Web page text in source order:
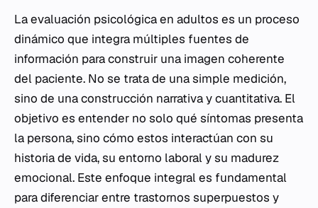
La evaluación psicológica en adultos es un proceso
dinámico que integra múltiples fuentes de
información para construir una imagen coherente
del paciente. No se trata de una simple medición,
sino de una construcción narrativa y cuantitativa. El
objetivo es entender no solo qué síntomas presenta
la persona, sino cómo estos interactúan con su
historia de vida, su entorno laboral y su madurez
emocional. Este enfoque integral es fundamental
para diferenciar entre trastornos superpuestos y